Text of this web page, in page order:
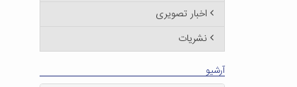
اخبار تصویری
نشریات
آرشیو